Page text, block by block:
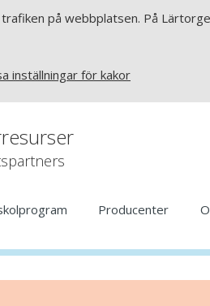
på webbplatsen. På
inställningar för kakor
Producenter